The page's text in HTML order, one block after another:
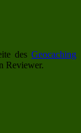
des Geocaching
Reviewer.